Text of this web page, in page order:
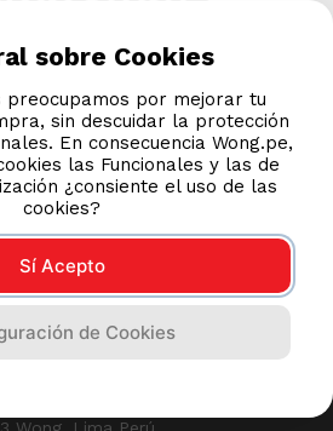
para realizar transacciones
sobre Cookies
preocupamos por mejorar tu
sin descuidar la protección
En consecuencia Wong.pe,
las Funcionales y las de
¿consiente el uso de las
cookies?
Sí Acepto
de Cookies